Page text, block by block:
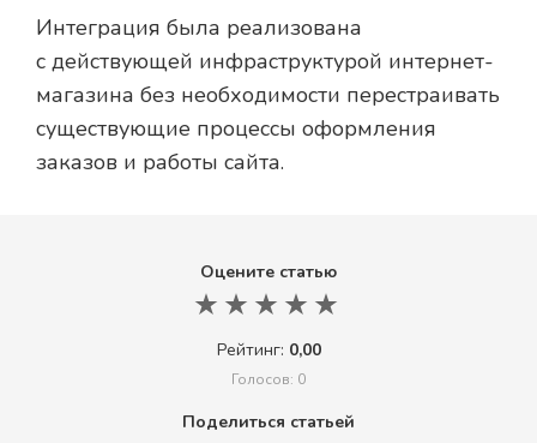
Интеграция была реализована
с действующей инфраструктурой интернет-
магазина без необходимости перестраивать
существующие процессы оформления
заказов и работы сайта.
Оцените статью
Рейтинг: 0,00
Голосов: 0
Поделиться статьей